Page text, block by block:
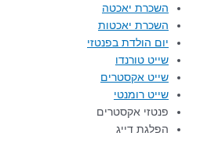
השכרת יאכטה
השכרת יאכטות
יום הולדת בפנטזי
שייט טורנדו
שייט אקסטרים
שייט רומנטי
פנטזי אקסטרים
הפלגת דייג